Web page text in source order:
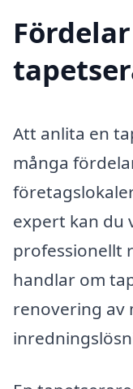
Att anlita en
många
expert kan du
professionellt
handlar om
renovering av